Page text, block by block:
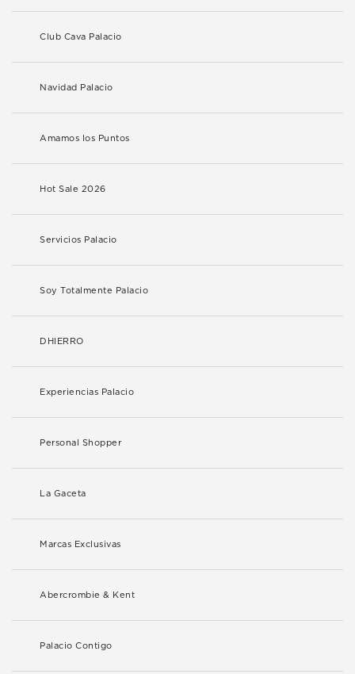
Club Cava Palacio
Navidad Palacio
Amamos los Puntos
Hot Sale 2026
Servicios Palacio
Soy Totalmente Palacio
DHIERRO
Experiencias Palacio
Personal Shopper
La Gaceta
Marcas Exclusivas
Abercrombie & Kent
Palacio Contigo